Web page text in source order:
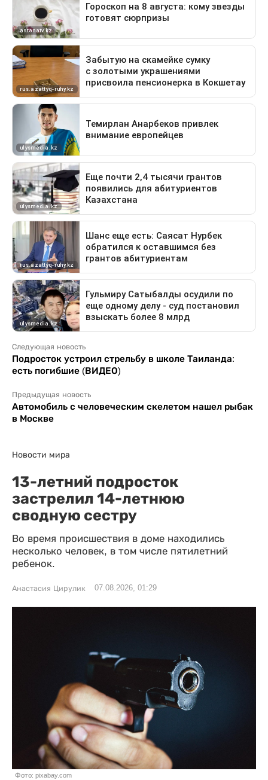
Следующая новость
Подросток устроил стрельбу в школе Таиланда:
есть погибшие (ВИДЕО)
Предыдущая новость
Автомобиль с человеческим скелетом нашел рыбак
в Москве
Новости мира
13-летний подросток
застрелил 14-летнюю
сводную сестру
Во время происшествия в доме находились
несколько человек, в том числе пятилетний
ребенок.
Анастасия Цирулик 07.08.2026, 01:29
Фото: pixabay.com